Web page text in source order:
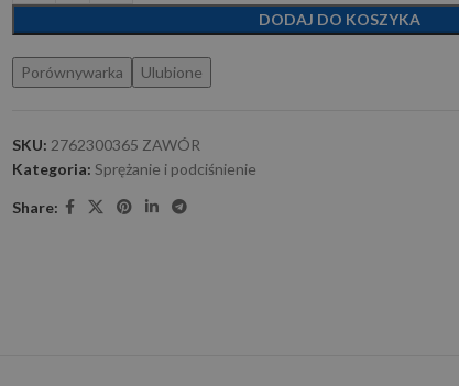
DODAJ DO KOSZYKA
Porównywarka Ulubione
SKU: 2762300365 ZAWÓR
Kategoria: Sprężanie i podciśnienie
Share: